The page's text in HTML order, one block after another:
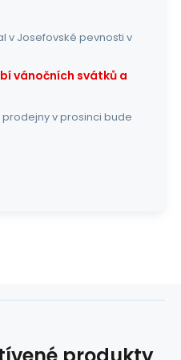
v Josefovské pevnosti v
vánočních svátků a
v prosinci bude